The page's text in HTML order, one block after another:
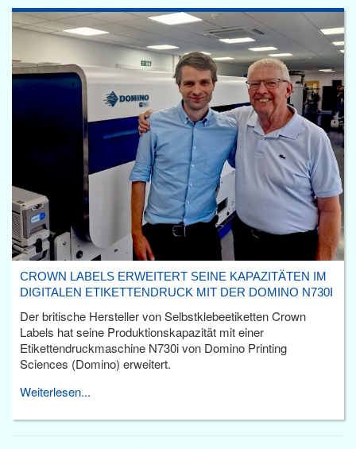
CROWN LABELS ERWEITERT SEINE KAPAZITÄTEN IM
DIGITALEN ETIKETTENDRUCK MIT DER DOMINO N730I
Der britische Hersteller von Selbstklebeetiketten Crown
Labels hat seine Produktionskapazität mit einer
Etikettendruckmaschine N730i von Domino Printing
Sciences (Domino) erweitert.
Weiterlesen...